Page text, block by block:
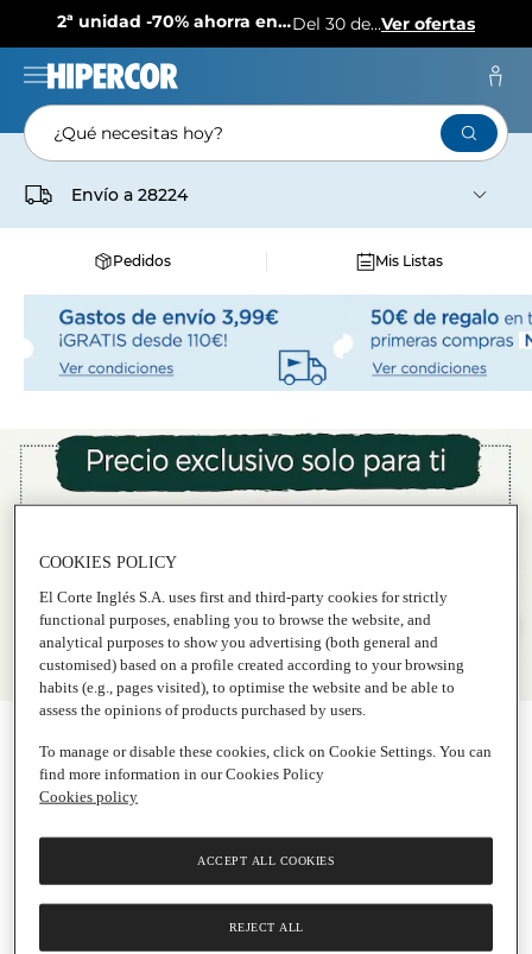
2ª unidad -70% ahorra en más de 1.000 productos Del 30 de julio al 12 de agostoVer ofertas
¿Qué necesitas hoy?
Envío a 28224
Pedidos Mis Listas
COOKIES POLICY
El Corte Inglés S.A. uses first and third-party cookies for strictly
functional purposes, enabling you to browse the website, and
analytical purposes to show you advertising (both general and
customised) based on a profile created according to your browsing
habits (e.g., pages visited), to optimise the website and be able to
assess the opinions of products purchased by users.
To manage or disable these cookies, click on Cookie Settings. You can
find more information in our Cookies Policy
Cookies policy
REJECT ALL
ACCEPT ALL COOKIES